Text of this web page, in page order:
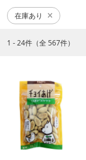
在庫あり
1 - 24件（全 567件）